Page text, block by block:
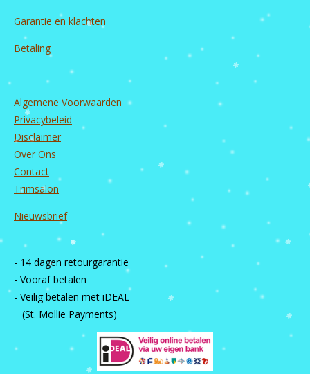
Garantie en klachten
Betaling
Algemene Voorwaarden
Privacybeleid
Disclaimer
Over Ons
Contact
Trimsalon
Nieuwsbrief
- 14 dagen retourgarantie
- Vooraf betalen
- Veilig betalen met iDEAL
(St. Mollie Payments)